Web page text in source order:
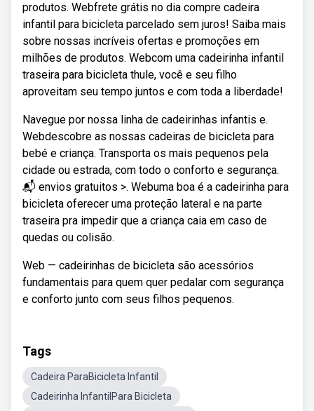
produtos. Webfrete grátis no dia compre cadeira
infantil para bicicleta parcelado sem juros! Saiba mais
sobre nossas incríveis ofertas e promoções em
milhões de produtos. Webcom uma cadeirinha infantil
traseira para bicicleta thule, você e seu filho
aproveitam seu tempo juntos e com toda a liberdade!
Navegue por nossa linha de cadeirinhas infantis e.
Webdescobre as nossas cadeiras de bicicleta para
bebé e criança. Transporta os mais pequenos pela
cidade ou estrada, com todo o conforto e segurança.
📬 envios gratuitos >. Webuma boa é a cadeirinha para
bicicleta oferecer uma proteção lateral e na parte
traseira pra impedir que a criança caia em caso de
quedas ou colisão.
Web — cadeirinhas de bicicleta são acessórios
fundamentais para quem quer pedalar com segurança
e conforto junto com seus filhos pequenos.
Tags
Cadeira ParaBicicleta Infantil
Cadeirinha InfantilPara Bicicleta